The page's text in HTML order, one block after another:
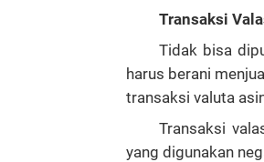
Transaksi
Tidak bisa
harus berani
transaksi valuta
Transaksi
yang digunakan